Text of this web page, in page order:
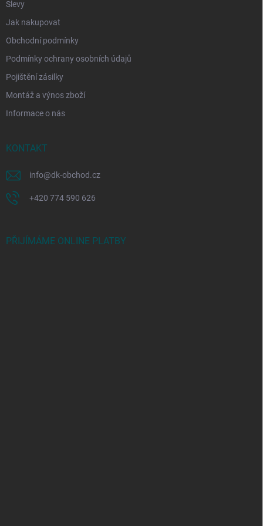
Slevy
Jak nakupovat
Obchodní podmínky
Podmínky ochrany osobních údajů
Pojištění zásilky
Montáž a výnos zboží
Informace o nás
KONTAKT
info@dk-obchod.cz
+420 774 590 626
PŘIJÍMÁME ONLINE PLATBY